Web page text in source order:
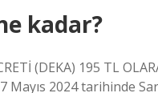
kadar?
(DEKA) 195 TL
2024 tarihinde